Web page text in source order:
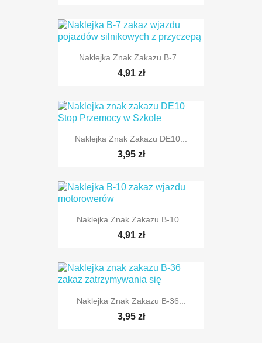
Naklejka Znak Zakazu B-7...
4,91 zł
TYLKO ONLINE
Naklejka Znak Zakazu DE10...
3,95 zł
TYLKO ONLINE
Naklejka Znak Zakazu B-10...
4,91 zł
TYLKO ONLINE
Naklejka Znak Zakazu B-36...
3,95 zł